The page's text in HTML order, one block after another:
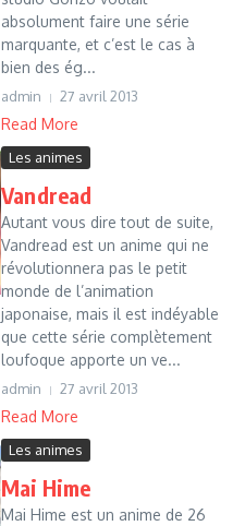
absolument faire une série
marquante, et c’est le cas à
bien des ég...
admin 27 avril 2013
Read More
Les animes
Vandread
Autant vous dire tout de suite,
Vandread est un anime qui ne
révolutionnera pas le petit
monde de l’animation
japonaise, mais il est indéyable
que cette série complètement
loufoque apporte un ve...
admin 27 avril 2013
Read More
Les animes
Mai Hime
Mai Hime est un anime de 26